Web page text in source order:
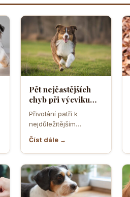
Pět nejčastějších
chyb při výcviku
přivolání které dělá
většina pejskařů
Přivolání patří k
nejdůležitějším
protože rozhoduje o
bezpečí, pohodě i o
tom,…
Číst dále →